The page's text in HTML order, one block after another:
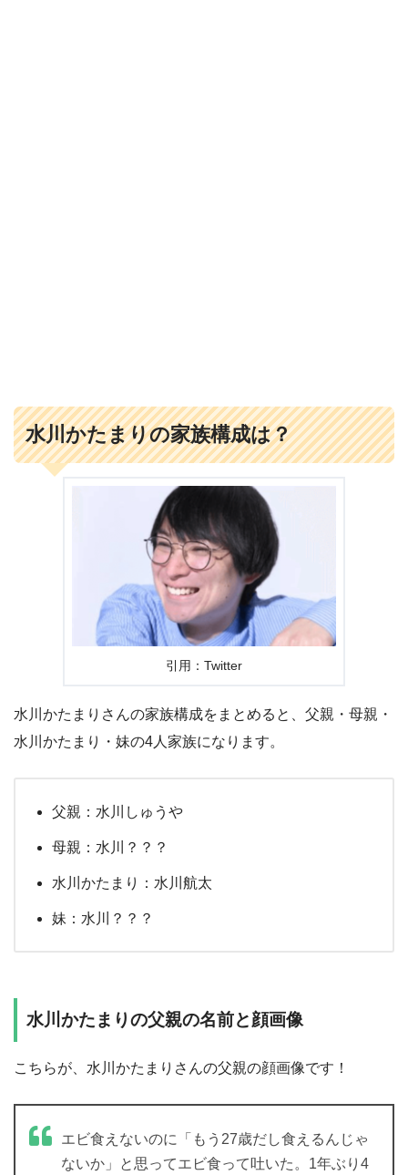
水川かたまりの家族構成は？
引用：Twitter
水川かたまりさんの家族構成をまとめると、父親・母親・
水川かたまり・妹の4人家族になります。
父親：水川しゅうや
母親：水川？？？
水川かたまり：水川航太
妹：水川？？？
水川かたまりの父親の名前と顔画像
こちらが、水川かたまりさんの父親の顔画像です！
エビ食えないのに「もう27歳だし食えるんじゃ
ないか」と思ってエビ食って吐いた。1年ぶり4